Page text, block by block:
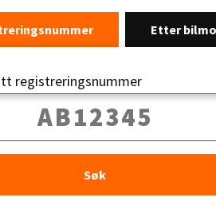
Etter
registreringsnummer
Søk